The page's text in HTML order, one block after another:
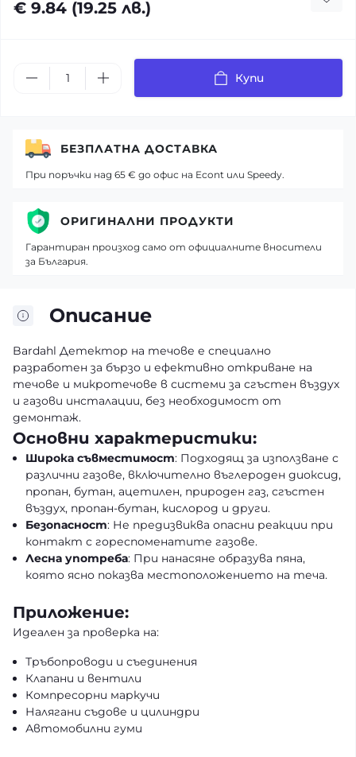
€ 9.84 (19.25 лв.)
Купи
Описание
Bardahl Детектор на течове е специално
разработен за бързо и ефективно откриване на
течове и микротечове в системи за сгъстен въздух
и газови инсталации, без необходимост от
демонтаж.
Основни характеристики:
Широка съвместимост: Подходящ за използване с
различни газове, включително въглероден диоксид,
пропан, бутан, ацетилен, природен газ, сгъстен
въздух, пропан-бутан, кислород и други.
Безопасност: Не предизвиква опасни реакции при
контакт с гореспоменатите газове.
Лесна употреба: При нанасяне образува пяна,
която ясно показва местоположението на теча.
Приложение:
Идеален за проверка на:
Тръбопроводи и съединения
Клапани и вентили
Компресорни маркучи
Налягани съдове и цилиндри
Автомобилни гуми
БЕЗПЛАТНА ДОСТАВКА
При поръчки над 65 € до офис на Econt или Speedy.
ОРИГИНАЛНИ ПРОДУКТИ
Гарантиран произход само от официалните вносители
за България.